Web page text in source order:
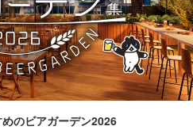
のビアガーデン2026